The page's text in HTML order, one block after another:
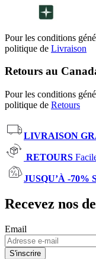
Pour les conditions
politique de Livraison
Retours au
Pour les conditions
politique de Retours
LIVRAISON
RETOURS
JUSQU’À -70%
Recevez nos
Email
S'inscrire